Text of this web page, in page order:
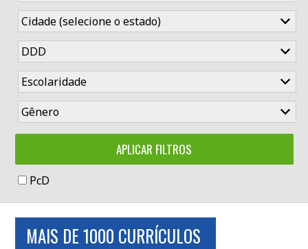
PcD
MAIS DE 1000 CURRÍCULOS